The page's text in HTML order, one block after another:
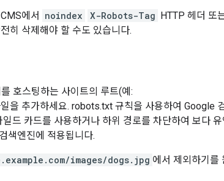
에서 noindex X-Robots-Tag HTTP 헤더 또
히 삭제해야 할 수도 있습니다.
호스팅하는 사이트의 루트(예:
을 추가하세요. robots.txt 규칙을 사용하여 Google
드 카드를 사용하거나 하위 경로를 차단하여 보다
색엔진에 적용됩니다.
images/dogs.jpg 에서 제외하기를